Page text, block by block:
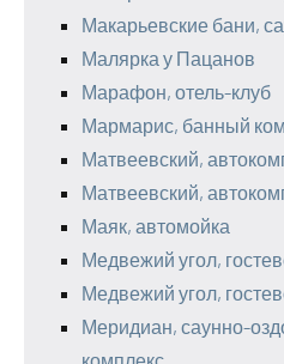
Макарьевские бани,
Малярка у Пацанов
Марафон, отель-клуб
Мармарис, банный
Матвеевский,
Матвеевский,
Маяк, автомойка
Медвежий угол,
Медвежий угол,
Меридиан, саунно-